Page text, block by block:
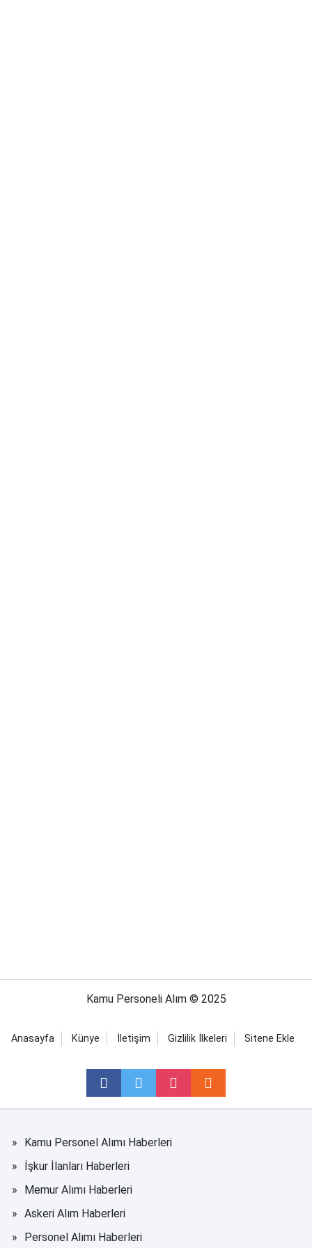
Kamu Personeli Alım © 2025
Anasayfa Künye İletişim Gizlilik İlkeleri Sitene Ekle
Kamu Personel Alımı Haberleri
İşkur İlanları Haberleri
Memur Alımı Haberleri
Askeri Alım Haberleri
Personel Alımı Haberleri